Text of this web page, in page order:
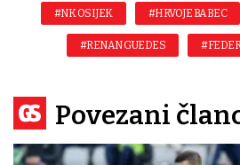
#NK OSIJEK #HRVOJE BABEC
#RENAN GUEDES
Povezani